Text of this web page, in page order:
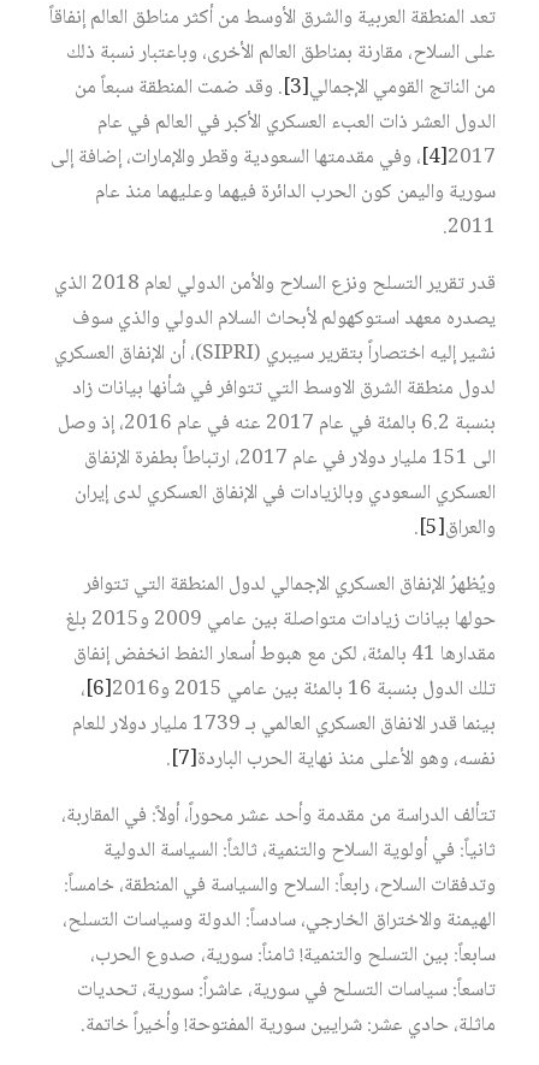
تعد المنطقة العربية والشرق الأوسط من أكثر مناطق العالم إنفاقاً
على السلاح، مقارنة بمناطق العالم الأخرى، وباعتبار نسبة ذلك
من الناتج القومي الإجمالي‏[3]
. وقد ضمت المنطقة سبعاً من
الدول العشر ذات العبء العسكري الأكبر في العالم في عام
2017‏
[4]
، وفي مقدمتها السعودية وقطر والإمارات، إضافة إلى
سورية واليمن كون الحرب الدائرة فيهما وعليهما منذ عام
2011.
قدر تقرير التسلح ونزع السلاح والأمن الدولي لعام 2018 الذي
يصدره معهد استوكهولم لأبحاث السلام الدولي والذي سوف
نشير إليه اختصاراً بتقرير سيبري (SIPRI)، أن الإنفاق العسكري
لدول منطقة الشرق الاوسط التي تتوافر في شأنها بيانات زاد
بنسبة 6.2 بالمئة في عام 2017 عنه في عام 2016، إذ وصل
الى 151 مليار دولار في عام 2017، ارتباطاً بطفرة الإنفاق
العسكري السعودي وبالزيادات في الإنفاق العسكري لدى إيران
والعراق‏[5]
.
ويُظهرُ الإنفاق العسكري الإجمالي لدول المنطقة التي تتوافر
حولها بيانات زيادات متواصلة بين عامي 2009 و2015 بلغ
مقدارها 41 بالمئة، لكن مع هبوط أسعار النفط انخفض إنفاق
تلك الدول بنسبة 16 بالمئة بين عامي 2015 و2016‏
[6]
،
بينما قدر الانفاق العسكري العالمي بـ 1739 مليار دولار للعام
نفسه، وهو الأعلى منذ نهاية الحرب الباردة‏[7]
.
تتألف الدراسة من مقدمة وأحد عشر محوراً، أولاً: في المقاربة،
ثانياً: في أولوية السلاح والتنمية، ثالثاً: السياسة الدولية
وتدفقات السلاح، رابعاً: السلاح والسياسة في المنطقة، خامساً:
الهيمنة والاختراق الخارجي، سادساً: الدولة وسياسات التسلح،
سابعاً: بين التسلح والتنمية! ثامناً: سورية، صدوع الحرب،
تاسعاً: سياسات التسلح في سورية، عاشراً: سورية، تحديات
ماثلة، حادي عشر: شرايين سورية المفتوحة! وأخيراً خاتمة.